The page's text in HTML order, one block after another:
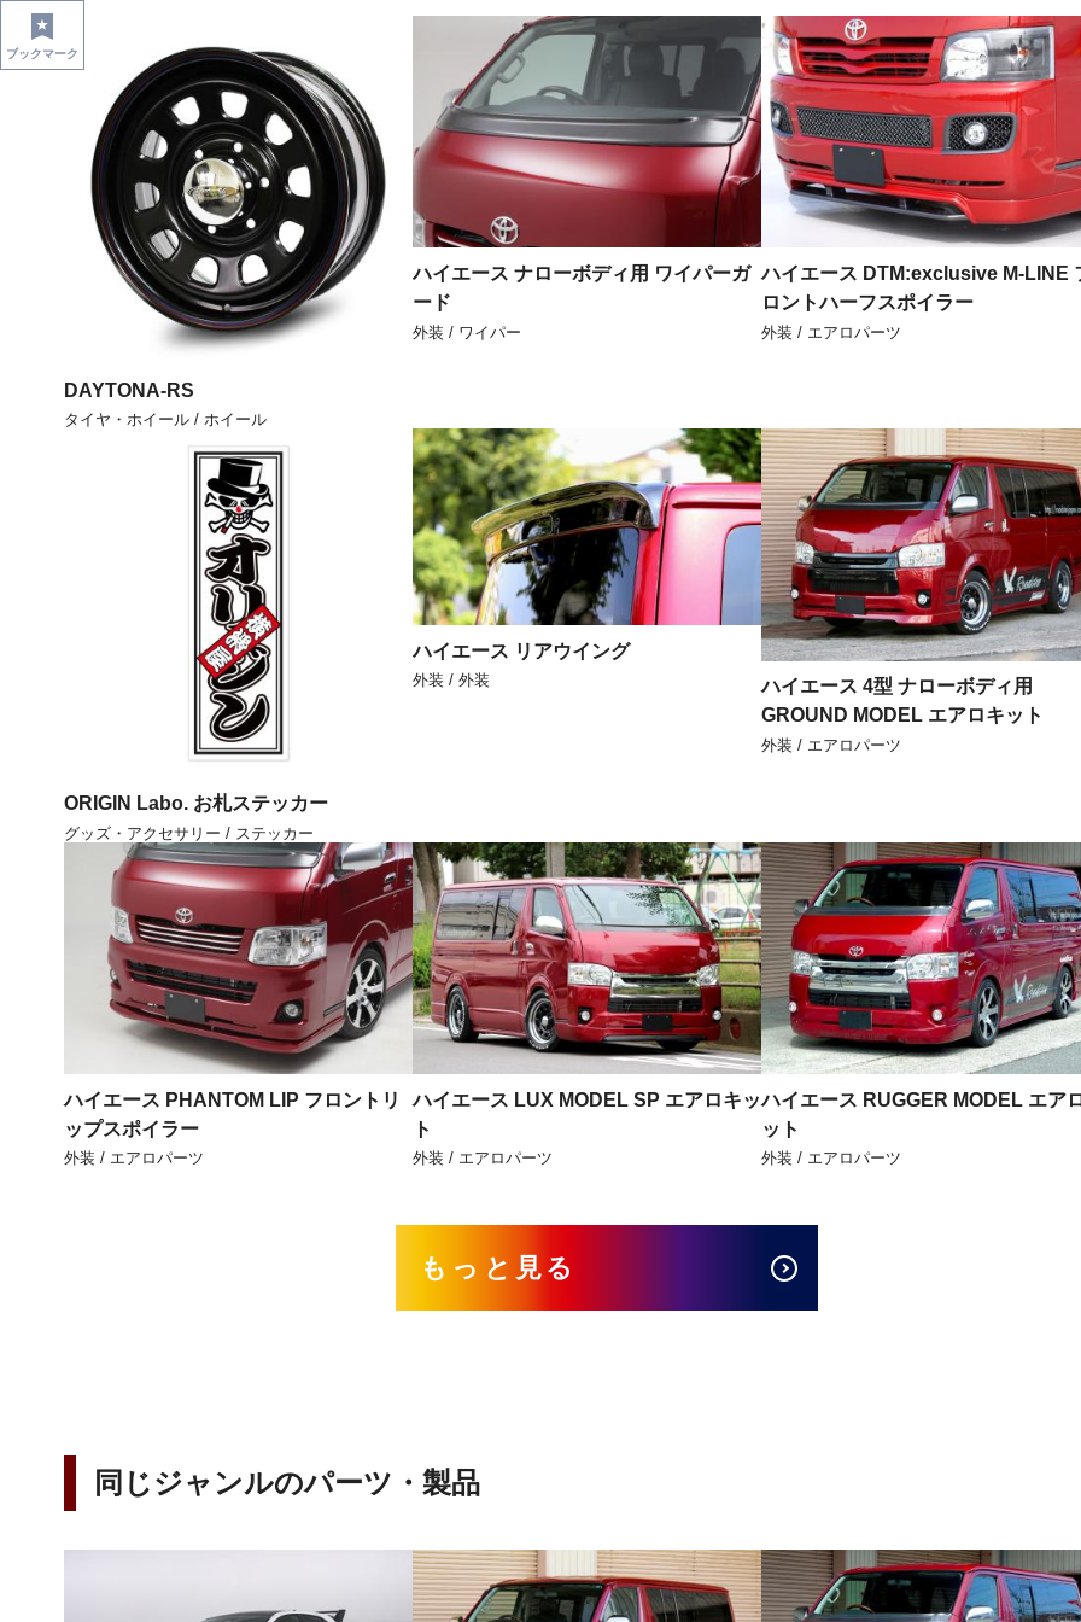
DAYTONA-RS
タイヤ・ホイール / ホイール
ハイエース ナローボディ用 ワイパーガ
ード
外装 / ワイパー
ハイエース DTM:exclusive M-LINE
ロントハーフスポイラー
外装 / エアロパーツ
ORIGIN Labo. お札ステッカー
グッズ・アクセサリー / ステッカー
ハイエース リアウイング
外装 / 外装
ハイエース 4型 ナローボディ用
GROUND MODEL エアロキット
外装 / エアロパーツ
ハイエース PHANTOM LIP フロントリ
ップスポイラー
外装 / エアロパーツ
ハイエース LUX MODEL SP エアロキッ
ト
外装 / エアロパーツ
ハイエース RUGGER MODEL エア
ット
外装 / エアロパーツ
もっと見る
同じジャンルのパーツ・製品
ブックマーク